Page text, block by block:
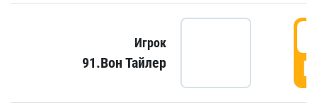
Игрок
91.Вон Тайлер